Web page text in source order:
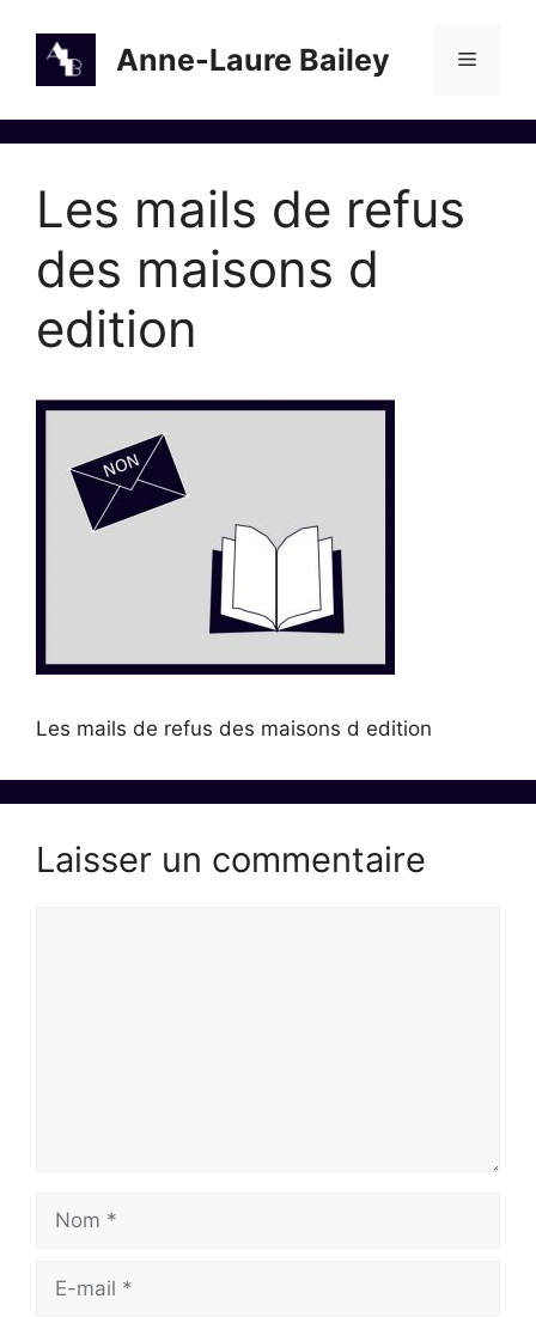
contenu
Anne-Laure Bailey Menu
Les mails de refus
des maisons d
edition
Les mails de refus des maisons d edition
Laisser un commentaire
mail